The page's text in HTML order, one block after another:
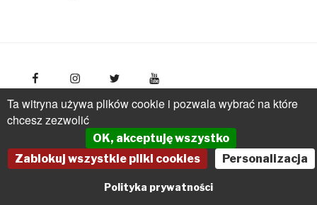
FotoPolska
Str., 01-171 Warsaw Poland
phone: +(48 22) 536 70 70
pot@pot.gov.pl | www.pot.gov.pl | www.polska.travel
Ta witryna używa plików cookie i pozwala wybrać na które
chcesz zezwolić
OK, akceptuję wszystko
Zablokuj wszystkie pliki cookies
Personalizacja
Polityka prywatności